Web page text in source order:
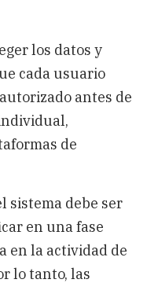
los datos y
cada usuario
antes de
de
sistema debe ser
en una fase
en la actividad de
lo tanto, las